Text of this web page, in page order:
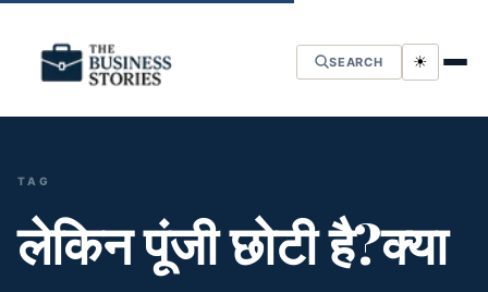
SEARCH ☀
TAG
लेकिन पूंजी छोटी है?क्या